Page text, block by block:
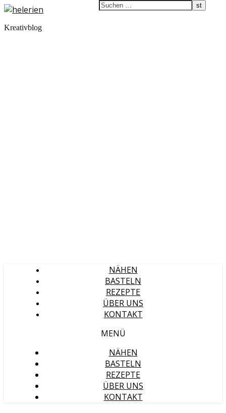
Kreativblog
NÄHEN
BASTELN
REZEPTE
ÜBER UNS
KONTAKT
MENÜ
NÄHEN
BASTELN
REZEPTE
ÜBER UNS
KONTAKT